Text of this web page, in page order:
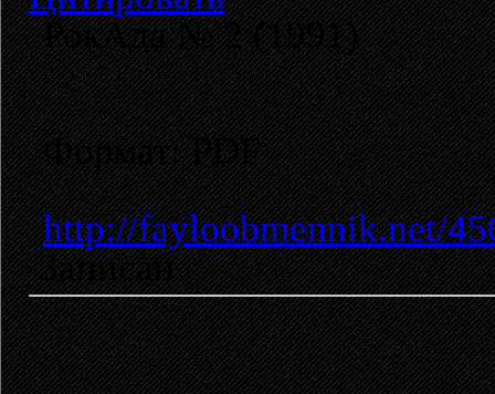
РокАда № 2 (1991)
Формат: PDF
http://fayloobmennik.net/
Записан